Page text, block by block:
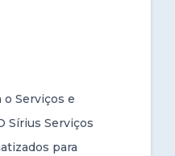
Serviços e
Sírius Serviços
para